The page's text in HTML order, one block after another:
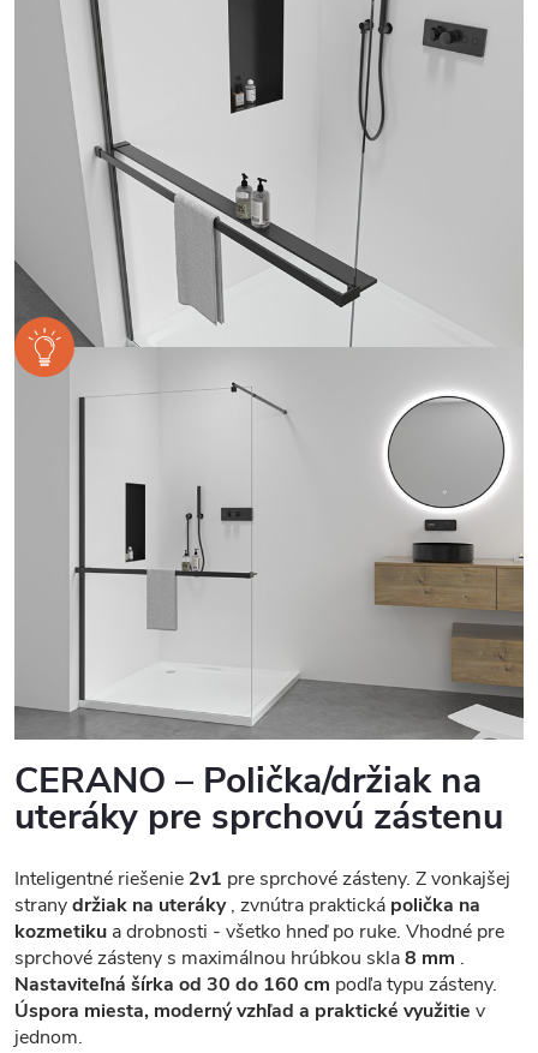
CERANO – Polička/držiak na
uteráky pre sprchovú zástenu
Inteligentné riešenie 2v1 pre sprchové zásteny. Z vonkajšej
stranydržiak na uteráky, zvnútra praktická polička na
kozmetiku a drobnosti - všetko hneď po ruke. Vhodné pre
sprchové zásteny s maximálnou hrúbkou skla8 mm .
Nastaviteľná šírka od 30 do 160 cm podľa typu zásteny.
Úspora miesta, moderný vzhľad a praktické využitie v
jednom.